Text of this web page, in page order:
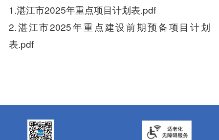
1.湛江市2025年重点项目计划表.pdf
2.湛江市2025年重点建设前期预备项目计划
表.pdf